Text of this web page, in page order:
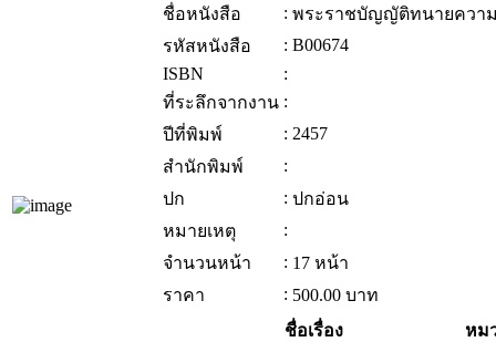
ชื่อหนังสือ : พระราชบัญญัติทนายควา
รหัสหนังสือ
: B00674
ISBN
:
ที่ระลึกจากงาน :
ปีที่พิมพ์
: 2457
สำนักพิมพ์
:
ปก
: ปกอ่อน
หมายเหตุ
:
จำนวนหน้า
: 17 หน้า
ราคา
: 500.00 บาท
ชื่อเรื่อง
หม